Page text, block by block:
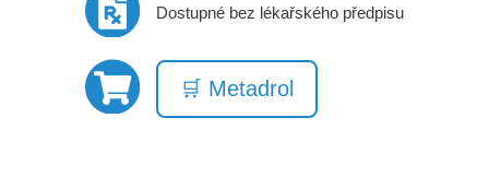
Dostupné bez lékařského předpisu
🛒 Metadrol